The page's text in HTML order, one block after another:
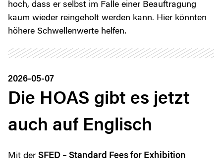
hoch, dass er selbst im Falle einer Beauftragung
kaum wieder reingeholt werden kann. Hier könnten
höhere Schwellenwerte helfen.
2026-05-07
Die HOAS gibt es jetzt
auch auf Englisch
Mit der SFED – Standard Fees for Exhibition